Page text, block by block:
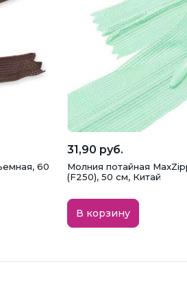
60
31,90 руб.
Молния потайная
(F250), 50 см, Китай
В корзину